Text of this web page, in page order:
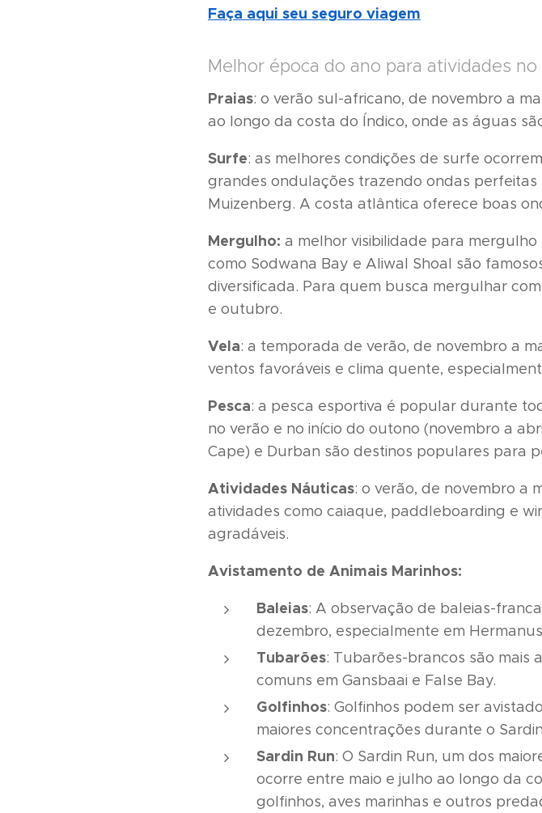
Faça aqui seu seguro viagem
Melhor época do ano para atividades no
Praias: o verão sul-africano, de novembro a
ao longo da costa do Índico, onde as águas
Surfe: as melhores condições de surfe
grandes ondulações trazendo ondas
Muizenberg. A costa atlântica oferece boas
Mergulho: a melhor visibilidade para
como Sodwana Bay e Aliwal Shoal são
diversificada. Para quem busca mergulhar
e outubro.
Vela: a temporada de verão, de novembro a
ventos favoráveis e clima quente,
Pesca: a pesca esportiva é popular durante
no verão e no início do outono (novembro a
Cape) e Durban são destinos populares para
Atividades Náuticas: o verão, de novembro a
atividades como caiaque, paddleboarding e
agradáveis.
Avistamento de Animais Marinhos:
Baleias: A observação de baleias-
dezembro, especialmente em
Tubarões: Tubarões-brancos são mais
comuns em Gansbaai e False Bay.
Golfinhos: Golfinhos podem ser
maiores concentrações durante o
Sardin Run: O Sardin Run, um dos
ocorre entre maio e julho ao longo da
golfinhos, aves marinhas e outros